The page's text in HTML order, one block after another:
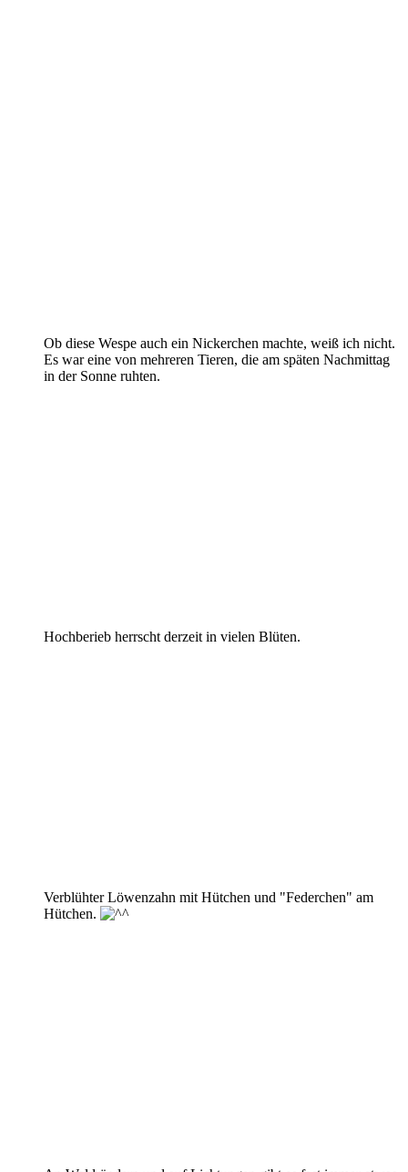
Ob diese Wespe auch ein Nickerchen machte, weiß ich nicht.
Es war eine von mehreren Tieren, die am späten Nachmittag
in der Sonne ruhten.
Hochberieb herrscht derzeit in vielen Blüten.
Verblühter Löwenzahn mit Hütchen und "Federchen" am
Hütchen.